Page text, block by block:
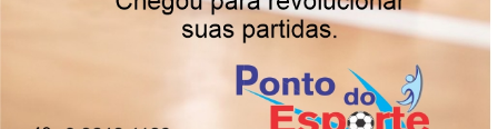
Reinaldo Coan 08/07/2023